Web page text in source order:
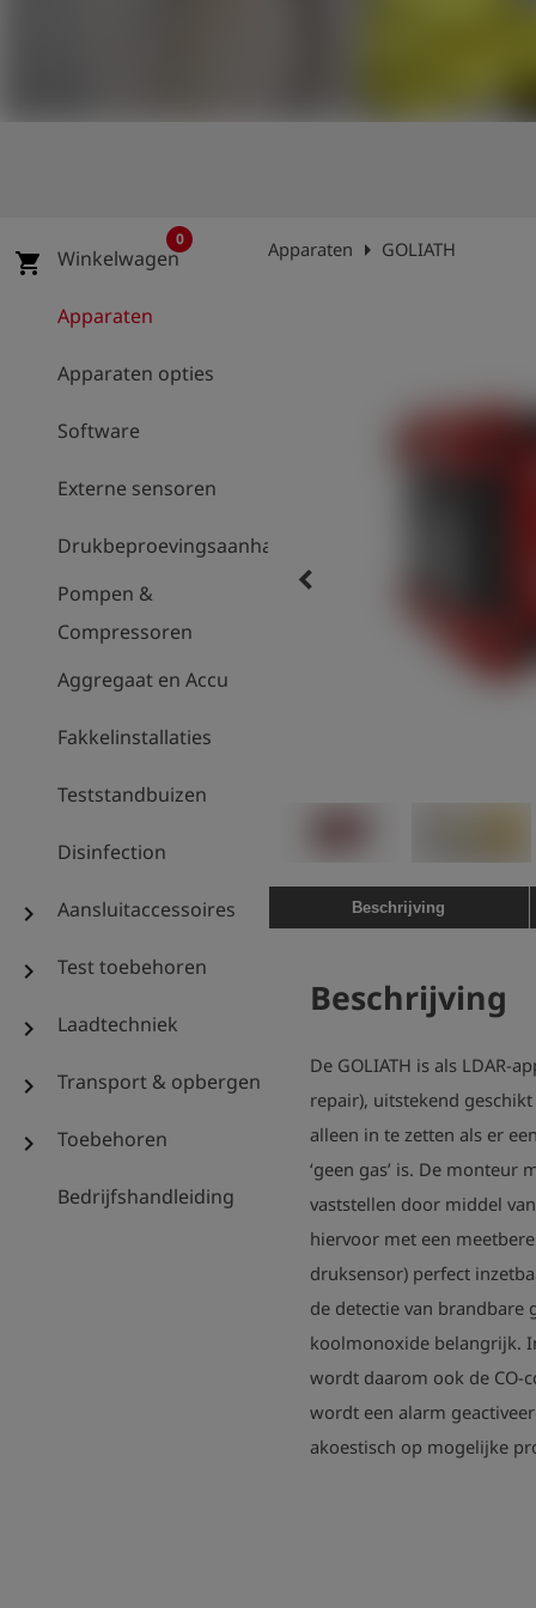
shopping_cart Winkelwagen
0
Apparaten
Apparaten opties
Software
Externe sensoren
Drukbeproevingsaanhanger
Pompen &
Compressoren
Aggregaat en Accu
Fakkelinstallaties
Teststandbuizen
Disinfection
chevron_right Aansluitaccessoires
chevron_right Test toebehoren
chevron_right Laadtechniek
chevron_right Transport & opbergen
chevron_right Toebehoren
Bedrijfshandleiding
Apparaten arrow_right GOLIATH
keyboard_arrow_left
Beschrijving
Beschrijving
De GOLIATH is als LDAR-
repair), uitstekend
alleen in te zetten als er
‘geen gas’ is. De monteur
vaststellen door middel
hiervoor met een
druksensor) perfect
de detectie van brandbare
koolmonoxide belangrijk.
wordt daarom ook de CO-
wordt een alarm
akoestisch op mogelijke